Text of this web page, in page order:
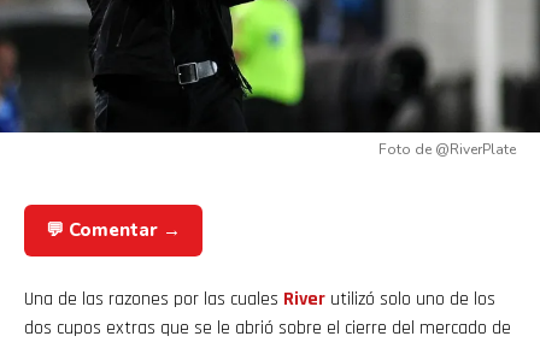
Foto de @RiverPlate
💬 Comentar →
Una de las razones por las cuales River utilizó solo uno de los
dos cupos extras que se le abrió sobre el cierre del mercado de